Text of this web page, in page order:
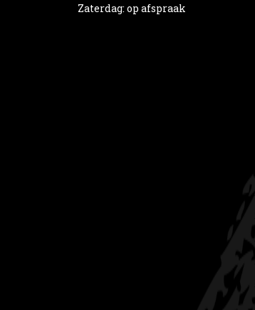
Zaterdag: op afspraak